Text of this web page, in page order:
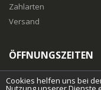
Zahlarten
Versand
ÖFFNUNGSZEITEN
Cookies helfen uns bei